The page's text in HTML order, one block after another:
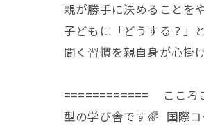
親が勝手に決めることをや
子どもに「どうする？」と
聞く習慣を親自身が心掛
============ こころ
型の学び舎です🌈 国際